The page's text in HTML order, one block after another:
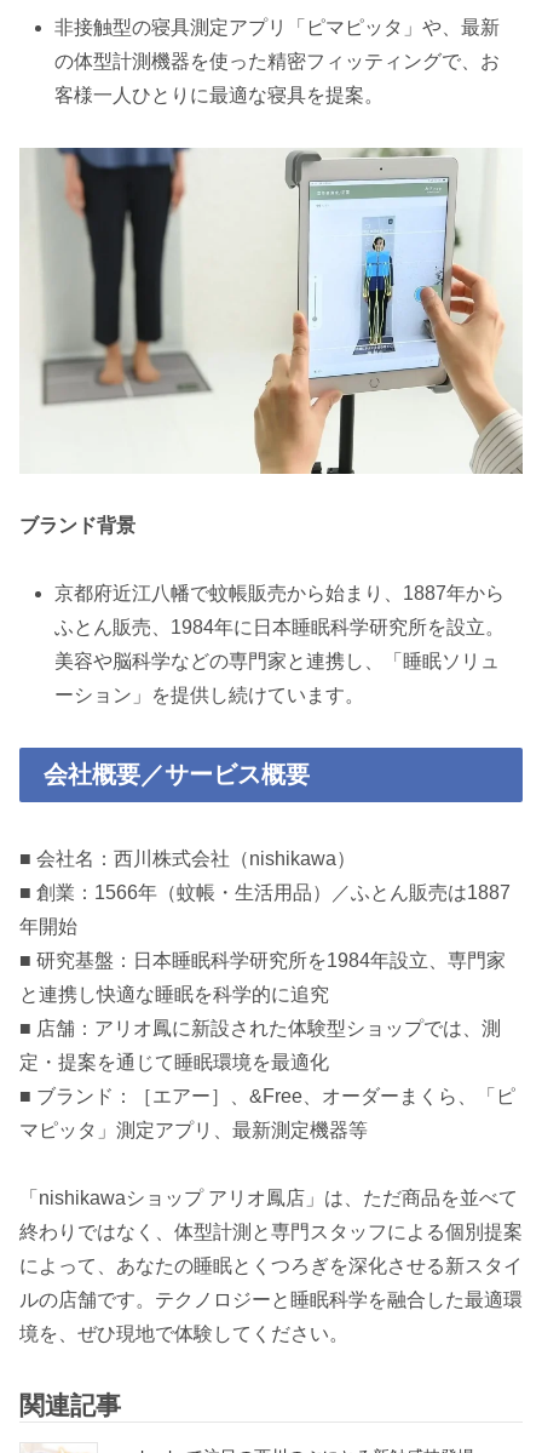
非接触型の寝具測定アプリ「ピマピッタ」や、最新
の体型計測機器を使った精密フィッティングで、お
客様一人ひとりに最適な寝具を提案。
ブランド背景
京都府近江八幡で蚊帳販売から始まり、1887年から
ふとん販売、1984年に日本睡眠科学研究所を設立。
美容や脳科学などの専門家と連携し、「睡眠ソリュ
ーション」を提供し続けています。
会社概要／サービス概要
■ 会社名：西川株式会社（nishikawa）
■ 創業：1566年（蚊帳・生活用品）／ふとん販売は1887
年開始
■ 研究基盤：日本睡眠科学研究所を1984年設立、専門家
と連携し快適な睡眠を科学的に追究
■ 店舗：アリオ鳳に新設された体験型ショップでは、測
定・提案を通じて睡眠環境を最適化
■ ブランド：［エアー］、&Free、オーダーまくら、「ピ
マピッタ」測定アプリ、最新測定機器等
「nishikawaショップ アリオ鳳店」は、ただ商品を並べて
終わりではなく、体型計測と専門スタッフによる個別提案
によって、あなたの睡眠とくつろぎを深化させる新スタイ
ルの店舗です。テクノロジーと睡眠科学を融合した最適環
境を、ぜひ現地で体験してください。
関連記事